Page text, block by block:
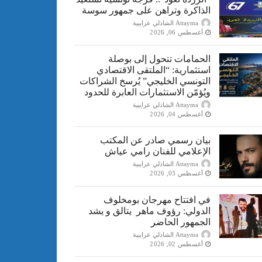
الذاكرة وتراهن على جمهور سوسة
Attayma الشاذلي عرايبية
أغسطس 06, 2026
الحمامات تتحول إلى بوصلة
استثمارية: “الملتقى الاقتصادي
التونسي الخليجي” يُرسخ الشراكات
ويُؤمّن الاستثمارات العابرة للحدود
Attayma الشاذلي عرايبية
أغسطس 04, 2026
بيان رسمي صادر عن المكتب
الإعلامي للفنان رامي عياش
Attayma الشاذلي عرايبية
أغسطس 03, 2026
في افتتاح مهرجان بومخلوف
الدولي: رؤوف ماهر يتالق و يشد
الجمهور الحاضر
Attayma الشاذلي عرايبية
أغسطس 02, 2026